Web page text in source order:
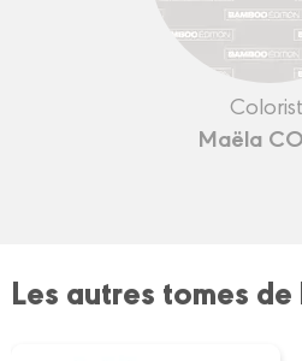
Maëla
Les autres tomes